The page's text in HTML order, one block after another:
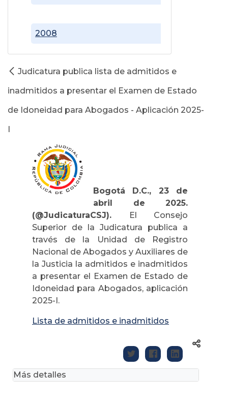
2008
Judicatura publica lista de admitidos e
inadmitidos a presentar el Examen de Estado
de Idoneidad para Abogados - Aplicación 2025-
I
Bogotá D.C., 23 de
abril de 2025.
(@JudicaturaCSJ).
El Consejo
Superior de la Judicatura publica a
través de la Unidad de Registro
Nacional de Abogados y Auxiliares de
la Justicia la admitidos e inadmitidos
a presentar el Examen de Estado de
Idoneidad para Abogados, aplicación
2025-I.
Lista de admitidos e inadmitidos
Más detalles